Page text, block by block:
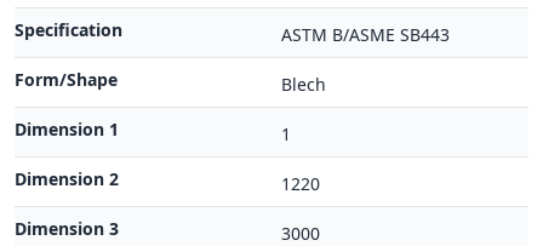
Specification
ASTM B/ASME SB443
Form/Shape
Blech
Dimension 1
1
Dimension 2
1220
Dimension 3
3000